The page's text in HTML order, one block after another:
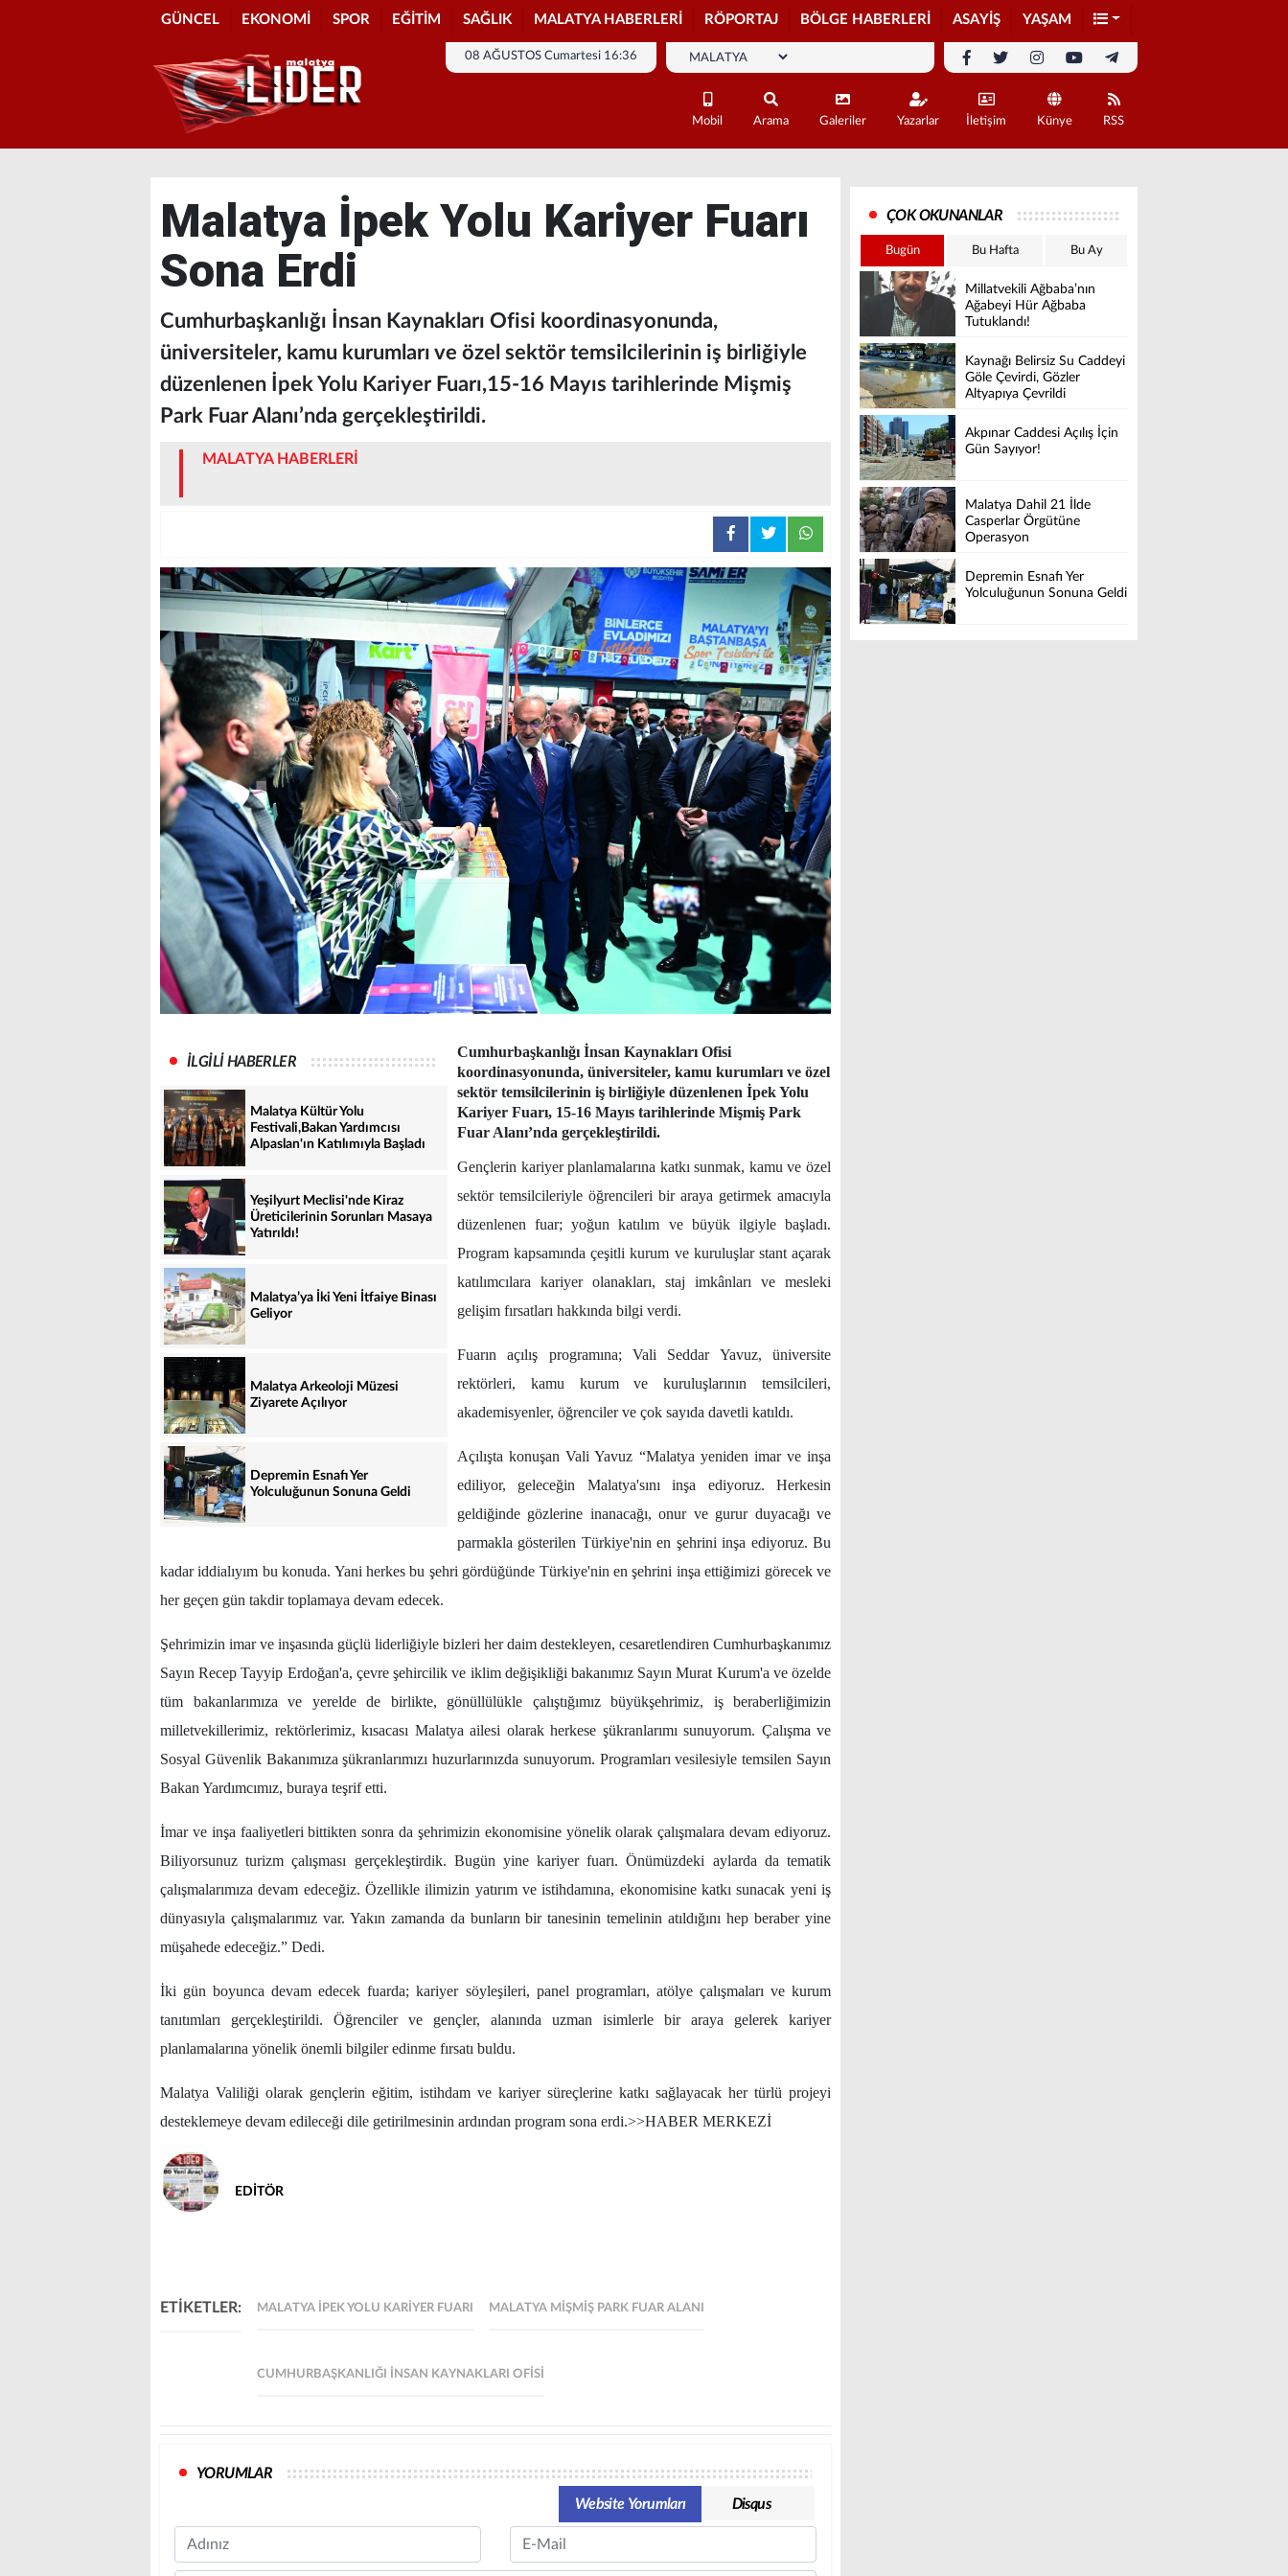
GÜNCEL EKONOMİ SPOR EĞİTİM SAĞLIK MALATYA HABERLERİ RÖPORTAJ BÖLGE HABERLERİ ASAYİŞ YAŞAM
08 AĞUSTOS Cumartesi 16:36
Mobil Arama Galeriler Yazarlar İletişim Künye RSS
Malatya İpek Yolu Kariyer Fuarı
Sona Erdi
​​​​​​​Cumhurbaşkanlığı İnsan Kaynakları Ofisi koordinasyonunda,
üniversiteler, kamu kurumları ve özel sektör temsilcilerinin iş birliğiyle
düzenlenen İpek Yolu Kariyer Fuarı,15-16 Mayıs tarihlerinde Mişmiş
Park Fuar Alanı’nda gerçekleştirildi.
MALATYA HABERLERİ
İLGİLİ HABERLER
Malatya Kültür Yolu
Festivali,Bakan Yardımcısı
Alpaslan'ın Katılımıyla Başladı
Yeşilyurt Meclisi'nde Kiraz
Üreticilerinin Sorunları Masaya
Yatırıldı!
Malatya’ya İki Yeni İtfaiye Binası
Geliyor
Malatya Arkeoloji Müzesi
Ziyarete Açılıyor
Depremin Esnafı Yer
Yolculuğunun Sonuna Geldi
Cumhurbaşkanlığı İnsan Kaynakları Ofisi
koordinasyonunda, üniversiteler, kamu kurumları ve özel
sektör temsilcilerinin iş birliğiyle düzenlenen İpek Yolu
Kariyer Fuarı, 15-16 Mayıs tarihlerinde Mişmiş Park
Fuar Alanı’nda gerçekleştirildi.
Gençlerin kariyer planlamalarına katkı sunmak, kamu ve özel
sektör temsilcileriyle öğrencileri bir araya getirmek amacıyla
düzenlenen fuar; yoğun katılım ve büyük ilgiyle başladı.
Program kapsamında çeşitli kurum ve kuruluşlar stant açarak
katılımcılara kariyer olanakları, staj imkânları ve mesleki
gelişim fırsatları hakkında bilgi verdi.
Fuarın açılış programına; Vali Seddar Yavuz, üniversite
rektörleri, kamu kurum ve kuruluşlarının temsilcileri,
akademisyenler, öğrenciler ve çok sayıda davetli katıldı.
Açılışta konuşan Vali Yavuz “Malatya yeniden imar ve inşa
ediliyor, geleceğin Malatya'sını inşa ediyoruz. Herkesin
geldiğinde gözlerine inanacağı, onur ve gurur duyacağı ve
parmakla gösterilen Türkiye'nin en şehrini inşa ediyoruz. Bu
kadar iddialıyım bu konuda. Yani herkes bu şehri gördüğünde Türkiye'nin en şehrini inşa ettiğimizi görecek ve
her geçen gün takdir toplamaya devam edecek.
Şehrimizin imar ve inşasında güçlü liderliğiyle bizleri her daim destekleyen, cesaretlendiren Cumhurbaşkanımız
Sayın Recep Tayyip Erdoğan'a, çevre şehircilik ve iklim değişikliği bakanımız Sayın Murat Kurum'a ve özelde
tüm bakanlarımıza ve yerelde de birlikte, gönüllülükle çalıştığımız büyükşehrimiz, iş beraberliğimizin
milletvekillerimiz, rektörlerimiz, kısacası Malatya ailesi olarak herkese şükranlarımı sunuyorum. Çalışma ve
Sosyal Güvenlik Bakanımıza şükranlarımızı huzurlarınızda sunuyorum. Programları vesilesiyle temsilen Sayın
Bakan Yardımcımız, buraya teşrif etti.
İmar ve inşa faaliyetleri bittikten sonra da şehrimizin ekonomisine yönelik olarak çalışmalara devam ediyoruz.
Biliyorsunuz turizm çalışması gerçekleştirdik. Bugün yine kariyer fuarı. Önümüzdeki aylarda da tematik
çalışmalarımıza devam edeceğiz. Özellikle ilimizin yatırım ve istihdamına, ekonomisine katkı sunacak yeni iş
dünyasıyla çalışmalarımız var. Yakın zamanda da bunların bir tanesinin temelinin atıldığını hep beraber yine
müşahede edeceğiz.” Dedi.
İki gün boyunca devam edecek fuarda; kariyer söyleşileri, panel programları, atölye çalışmaları ve kurum
tanıtımları gerçekleştirildi. Öğrenciler ve gençler, alanında uzman isimlerle bir araya gelerek kariyer
planlamalarına yönelik önemli bilgiler edinme fırsatı buldu.
Malatya Valiliği olarak gençlerin eğitim, istihdam ve kariyer süreçlerine katkı sağlayacak her türlü projeyi
desteklemeye devam edileceği dile getirilmesinin ardından program sona erdi.>>HABER MERKEZİ
EDİTÖR
ETİKETLER: MALATYA İPEK YOLU KARIYER FUARI MALATYA MIŞMIŞ PARK FUAR ALANI
​​​​​​​CUMHURBAŞKANLIĞI İNSAN KAYNAKLARI OFISI
YORUMLAR
Website Yorumları
Disqus
Name Email
ÇOK OKUNANLAR
Bugün Bu Hafta Bu Ay
Millatvekili Ağbaba’nın
Ağabeyi Hür Ağbaba
Tutuklandı!
Kaynağı Belirsiz Su Caddeyi
Göle Çevirdi, Gözler
Altyapıya Çevrildi
Akpınar Caddesi Açılış İçin
Gün Sayıyor!
Malatya Dahil 21 İlde
Casperlar Örgütüne
Operasyon
Depremin Esnafı Yer
Yolculuğunun Sonuna Geldi